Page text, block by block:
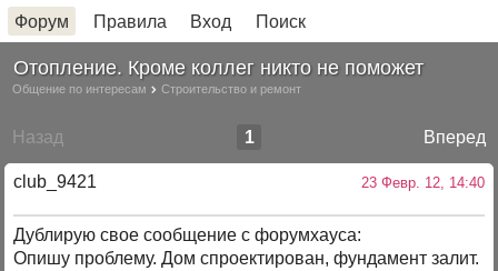
Форум Правила Вход Поиск
Отопление. Кроме коллег никто не поможет
Общение по интересам Строительство и ремонт
Назад Вперед
1
club_9421 23 Февр. 12, 14:40
Дублирую свое сообщение с форумхауса:
Опишу проблему. Дом спроектирован, фундамент залит.